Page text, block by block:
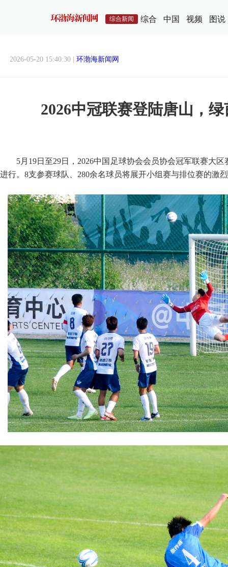
综合新闻 综合 中国 视频 图说
2026-05-20 15:40:30 | 环渤海新闻网
2026中冠联赛登陆唐山，
5月19日至29日，2026中国足球协会会员协会冠军联赛大
进行。8支参赛球队、280余名球员将展开小组赛与排位赛的激